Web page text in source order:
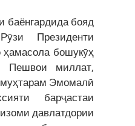
баёнгардида бояд
Президенти
ҳамасола бошукӯҳ
Пешвои миллат,
муҳтарам Эмомалӣ
барҷастаи
давлатдории